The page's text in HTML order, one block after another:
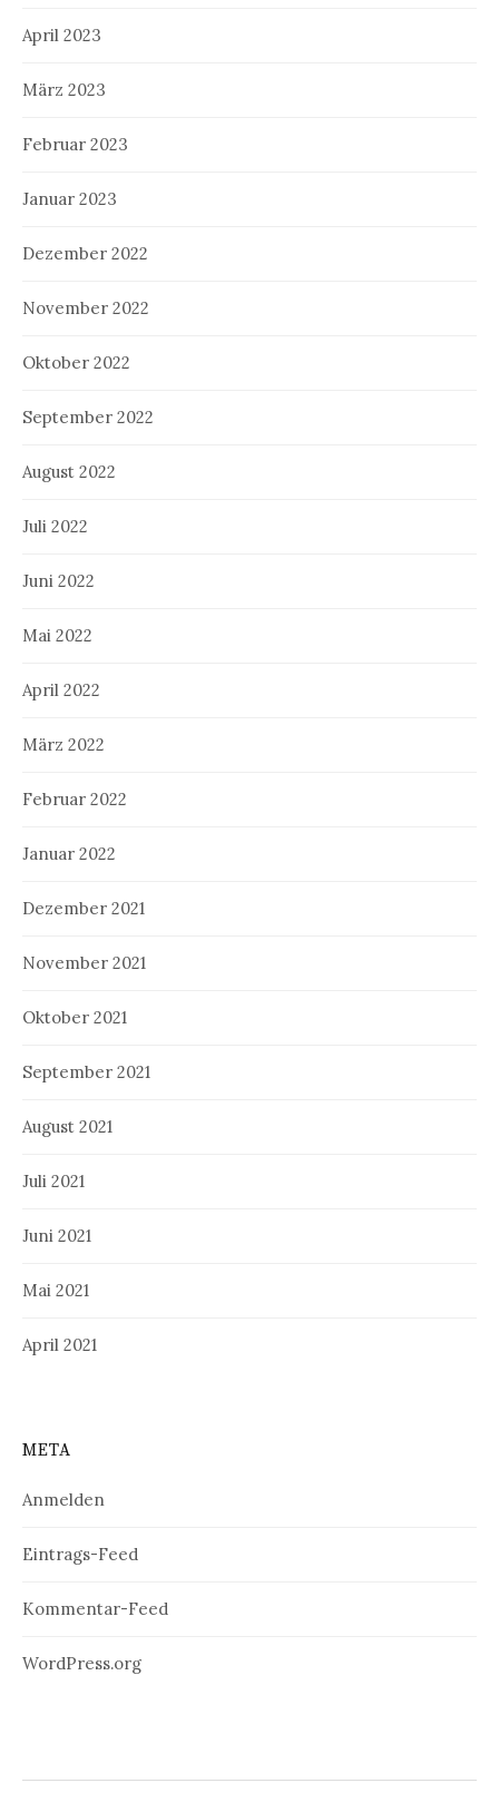
April 2023
März 2023
Februar 2023
Januar 2023
Dezember 2022
November 2022
Oktober 2022
September 2022
August 2022
Juli 2022
Juni 2022
Mai 2022
April 2022
März 2022
Februar 2022
Januar 2022
Dezember 2021
November 2021
Oktober 2021
September 2021
August 2021
Juli 2021
Juni 2021
Mai 2021
April 2021
META
Anmelden
Eintrags-Feed
Kommentar-Feed
WordPress.org